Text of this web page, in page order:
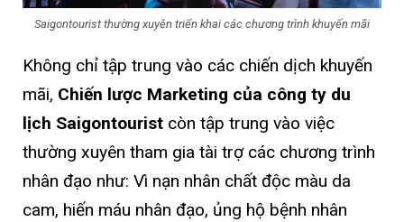
Saigontourist thường xuyên triển khai các chương trình khuyến mãi
Không chỉ tập trung vào các chiến dịch khuyến
mãi, Chiến lược Marketing của công ty du
lịch Saigontourist còn tập trung vào việc
thường xuyên tham gia tài trợ các chương trình
nhân đạo như: Vì nạn nhân chất độc màu da
cam, hiến máu nhân đạo, ủng hộ bệnh nhân